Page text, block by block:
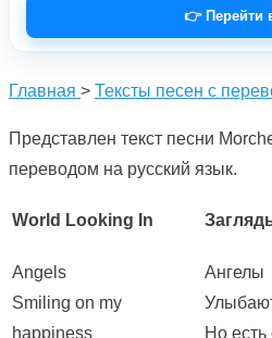
👉 Перейти
Главная > Тексты песен с
Представлен текст песни
переводом на русский язык.
World Looking In
Angels
Smiling on my
happiness
Ангелы
Но есть